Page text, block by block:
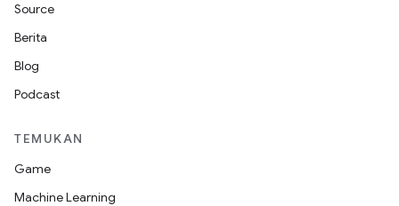
Source
Berita
Blog
Podcast
TEMUKAN
Game
Machine Learning